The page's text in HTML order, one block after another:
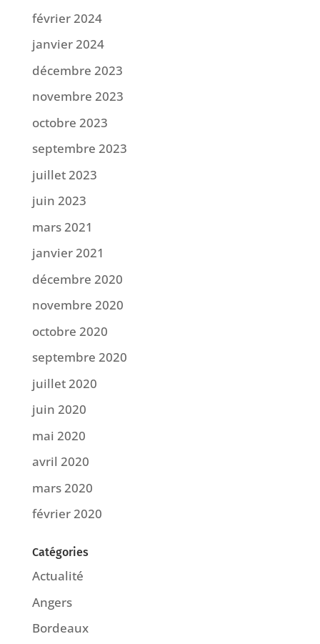
février 2024
janvier 2024
décembre 2023
novembre 2023
octobre 2023
septembre 2023
juillet 2023
juin 2023
mars 2021
janvier 2021
décembre 2020
novembre 2020
octobre 2020
septembre 2020
juillet 2020
juin 2020
mai 2020
avril 2020
mars 2020
février 2020
Catégories
Actualité
Angers
Bordeaux